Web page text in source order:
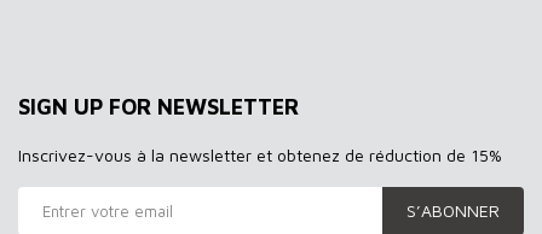
SIGN UP FOR NEWSLETTER
Inscrivez-vous à la newsletter et obtenez de réduction de 15%
S’ABONNER